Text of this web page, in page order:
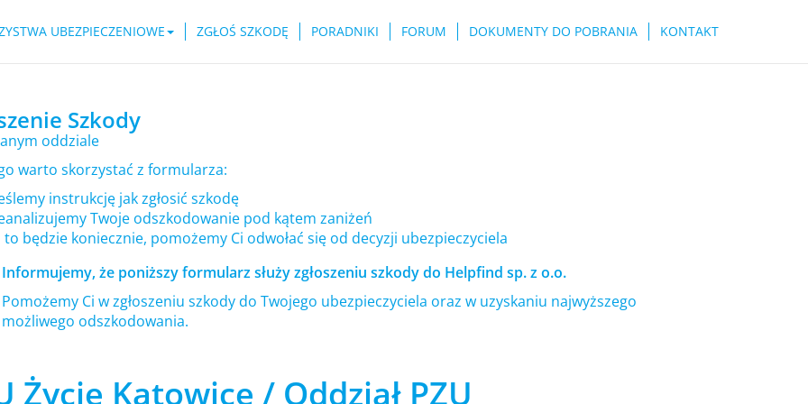
UBEZPIECZENIOWE ZGŁOŚ SZKODĘ PORADNIKI FORUM DOKUMENTY DO POBRANIA KONTAKT
Szkody
oddziale
warto skorzystać z formularza:
instrukcję jak zgłosić szkodę
Twoje odszkodowanie pod kątem zaniżeń
będzie koniecznie, pomożemy Ci odwołać się od decyzji ubezpieczyciela
Informujemy, że poniższy formularz służy zgłoszeniu szkody do Helpfind sp. z o.o.
Pomożemy Ci w zgłoszeniu szkody do Twojego ubezpieczyciela oraz w uzyskaniu najwyższego
możliwego odszkodowania.
Życie Katowice / Oddział PZU